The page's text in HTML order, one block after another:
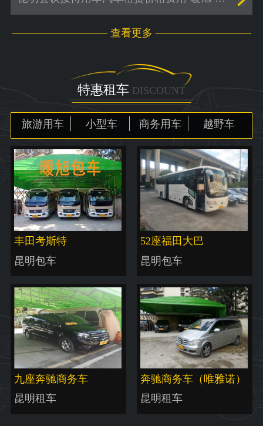
查看更多
特惠租车 DISCOUNT
旅游用车 小型车 商务用车 越野车
丰田考斯特
昆明包车
52座福田大巴
昆明包车
九座奔驰商务车
昆明租车
奔驰商务车（唯雅诺）
昆明租车